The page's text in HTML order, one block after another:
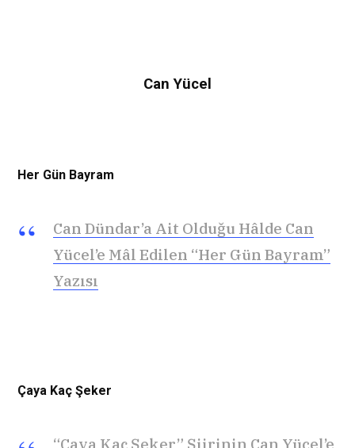
Can Yücel
Her Gün Bayram
Can Dündar’a Ait Olduğu Hâlde Can
Yücel’e Mâl Edilen “Her Gün Bayram”
Yazısı
Çaya Kaç Şeker